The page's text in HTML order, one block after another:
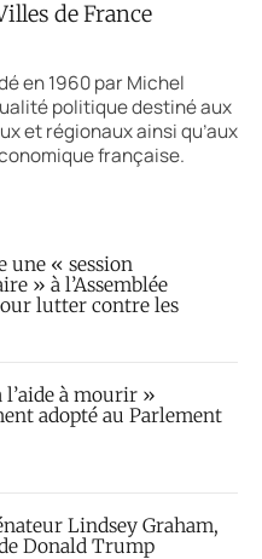
de France
en 1960 par Michel
politique destiné aux
et régionaux ainsi qu’aux
française.
une « session
» à l’Assemblée
lutter contre les
l’aide à mourir »
adopté au Parlement
Lindsey Graham,
Donald Trump